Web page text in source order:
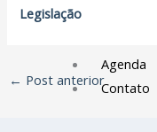
Agenda
Contato
Legislação
← Post anterior